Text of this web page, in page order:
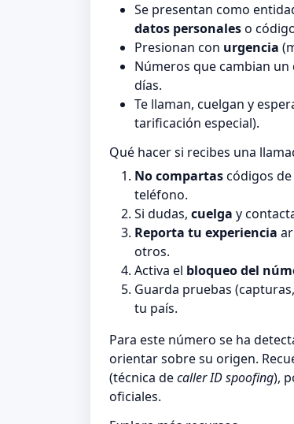
Se presentan como
datos personaleso
Presionan con urgencia
Números que cambian
días.
Te llaman, cuelgan y
tarificación especial).
Qué hacer si recibes una
No compartascódigos
teléfono.
Si dudas, cuelga y
Reporta tu experiencia
otros.
Activa el bloqueo del
Guarda pruebas
tu país.
Para este número se ha
orientar sobre su origen.
(técnica decaller ID spoofing),
oficiales.